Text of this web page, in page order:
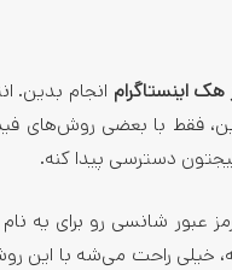
هک اینستاگرام انجام بدین.
قدرتمندی داشته باشین، فقط با بعضی
دسترسی پیدا کنه.
عبور شانسی رو برای یه
خیلی راحت می‌شه با این